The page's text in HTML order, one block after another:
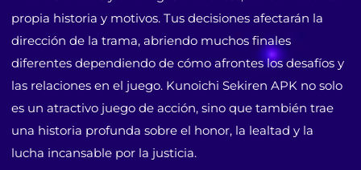
propia historia y motivos. Tus decisiones afectarán la
dirección de la trama, abriendo muchos finales
diferentes dependiendo de cómo afrontes los desafíos y
las relaciones en el juego. Kunoichi Sekiren APK no solo
es un atractivo juego de acción, sino que también trae
una historia profunda sobre el honor, la lealtad y la
lucha incansable por la justicia.